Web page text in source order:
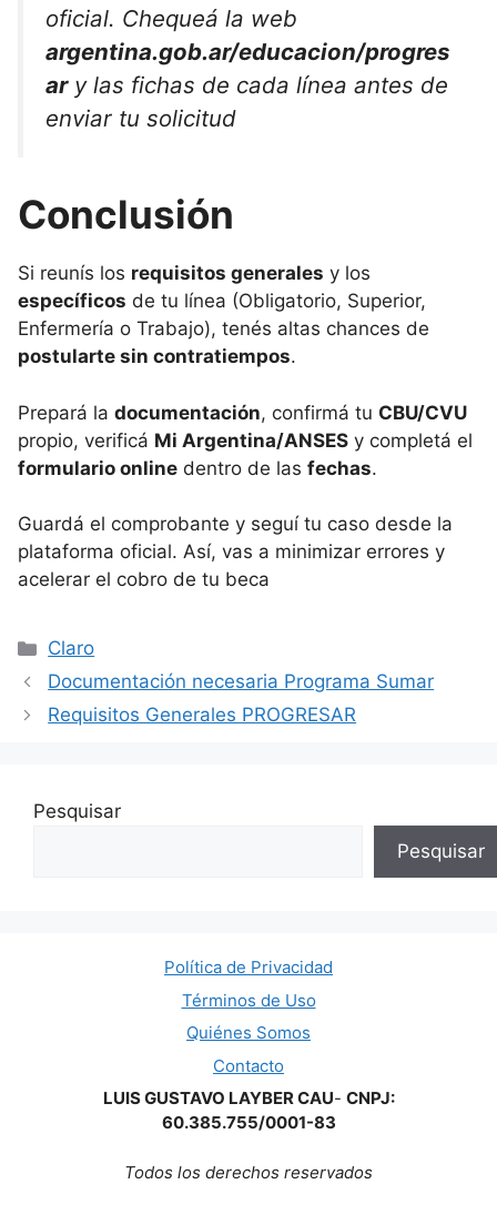
oficial. Chequeá la web
argentina.gob.ar/educacion/progres
ary las fichas de cada línea antes de
enviar tu solicitud
Conclusión
Si reunís los requisitos generales y los
específicos de tu línea (Obligatorio, Superior,
Enfermería o Trabajo), tenés altas chances de
postularte sin contratiempos.
Prepará la documentación, confirmá tu CBU/CVU
propio, verificá Mi Argentina/ANSES y completá el
formulario online dentro de las fechas.
Guardá el comprobante y seguí tu caso desde la
plataforma oficial. Así, vas a minimizar errores y
acelerar el cobro de tu beca
Categorías
Claro
Documentación necesaria Programa Sumar
Requisitos Generales PROGRESAR
Pesquisar
Pesquisar
Política de Privacidad
Términos de Uso
Quiénes Somos
Contacto
LUIS GUSTAVO LAYBER CAU- CNPJ:
60.385.755/0001-83
Todos los derechos reservados